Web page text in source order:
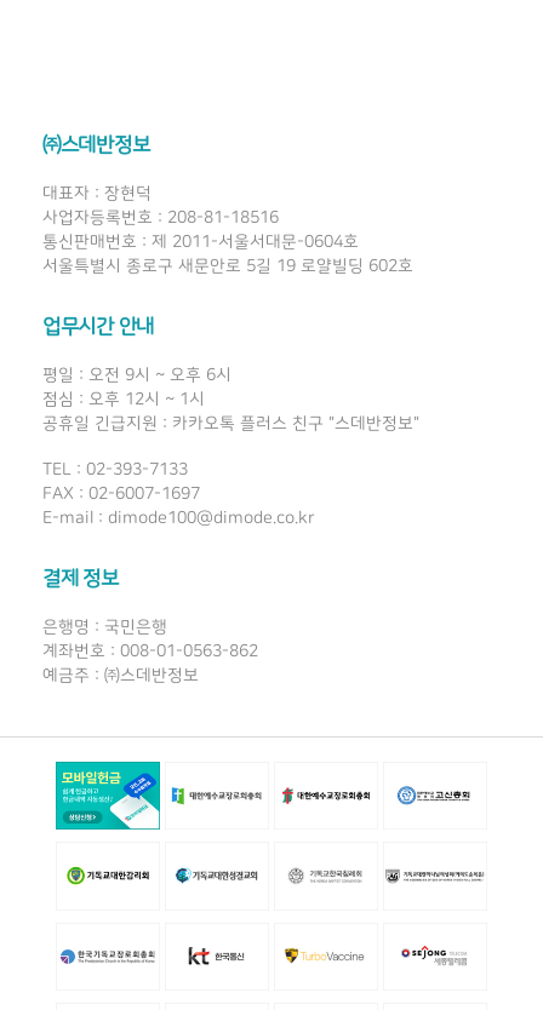
㈜스데반정보
대표자 : 장현덕
사업자등록번호 : 208-81-18516
통신판매번호 : 제 2011-서울서대문-0604호
서울특별시 종로구 새문안로 5길 19 로얄빌딩 602호
업무시간 안내
평일 : 오전 9시 ~ 오후 6시
점심 : 오후 12시 ~ 1시
공휴일 긴급지원 : 카카오톡 플러스 친구 "스데반정보"
TEL : 02-393-7133
FAX : 02-6007-1697
E-mail : dimode100@dimode.co.kr
결제 정보
은행명 : 국민은행
계좌번호 : 008-01-0563-862
예금주 : ㈜스데반정보